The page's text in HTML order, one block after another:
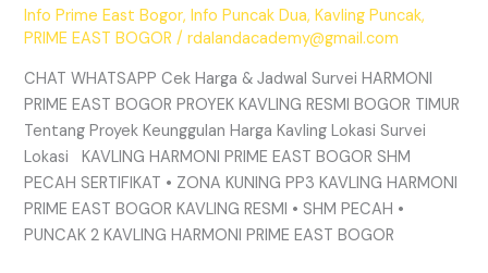
Info Prime East Bogor,Info Puncak Dua,Kavling Puncak,
PRIME EAST BOGOR /rdalandacademy@gmail.com
CHAT WHATSAPP Cek Harga & Jadwal Survei HARMONI
PRIME EAST BOGOR PROYEK KAVLING RESMI BOGOR TIMUR
Tentang Proyek Keunggulan Harga Kavling Lokasi Survei
Lokasi KAVLING HARMONI PRIME EAST BOGOR SHM
PECAH SERTIFIKAT • ZONA KUNING PP3 KAVLING HARMONI
PRIME EAST BOGOR KAVLING RESMI • SHM PECAH •
PUNCAK 2 KAVLING HARMONI PRIME EAST BOGOR